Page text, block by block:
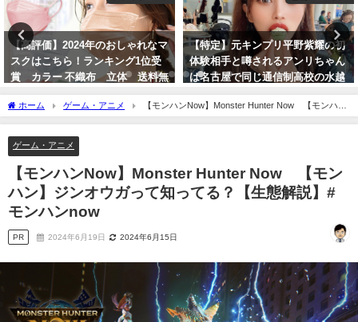
マ
無
【特定】元キンプリ平野紫耀の初
体験相手と噂されるアンリちゃん
は名古屋で同じ通信制高校の水越
安里と判明！
【最安値】獣医師オススメ！
シール。フローリングの滑り
に抜群の効果！フットパッド
ケア すべり止め 保護 年寄
老犬
ホーム ゲーム・アニメ
【モンハンNow】Monster Hunter Now 【モンハ
ン】ジンオウガって知ってる？【生態解説】#モンハンnow
ゲーム・アニメ
【モンハンNow】Monster Hunter Now 【モン
ハン】ジンオウガって知ってる？【生態解説】#
モンハンnow
PR 2024年6月19日 2024年6月15日